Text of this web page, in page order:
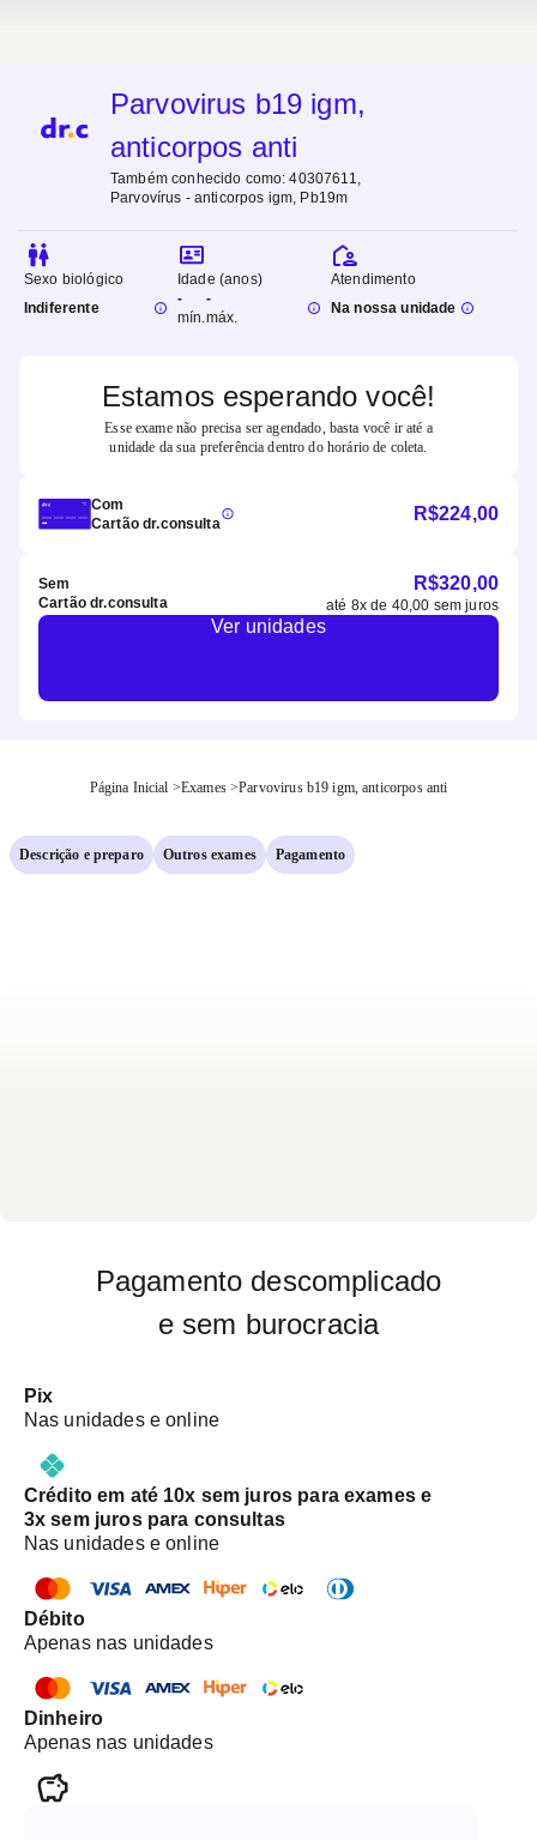
Parvovirus b19 igm,
anticorpos anti
Também conhecido como:40307611,
Parvovírus - anticorpos igm, Pb19m
Sexo biológico
Indiferente
Idade (anos)
-
mín.
-
máx.
Atendimento
Na nossa unidade
Estamos esperando você!
Esse exame não precisa ser agendado, basta você ir até a
unidade da sua preferência dentro do horário de coleta.
Com
Cartão dr.consulta
R$224,00
Sem
Cartão dr.consulta
R$320,00
até 8x de 40,00 sem juros
Ver unidades
Página Inicial >Exames >Parvovirus b19 igm, anticorpos anti
Descrição e preparo Outros exames Pagamento
Pagamento descomplicado
e sem burocracia
Pix
Nas unidades e online
Crédito em até 10x sem juros para exames e
3x sem juros para consultas
Nas unidades e online
Débito
Apenas nas unidades
Dinheiro
Apenas nas unidades